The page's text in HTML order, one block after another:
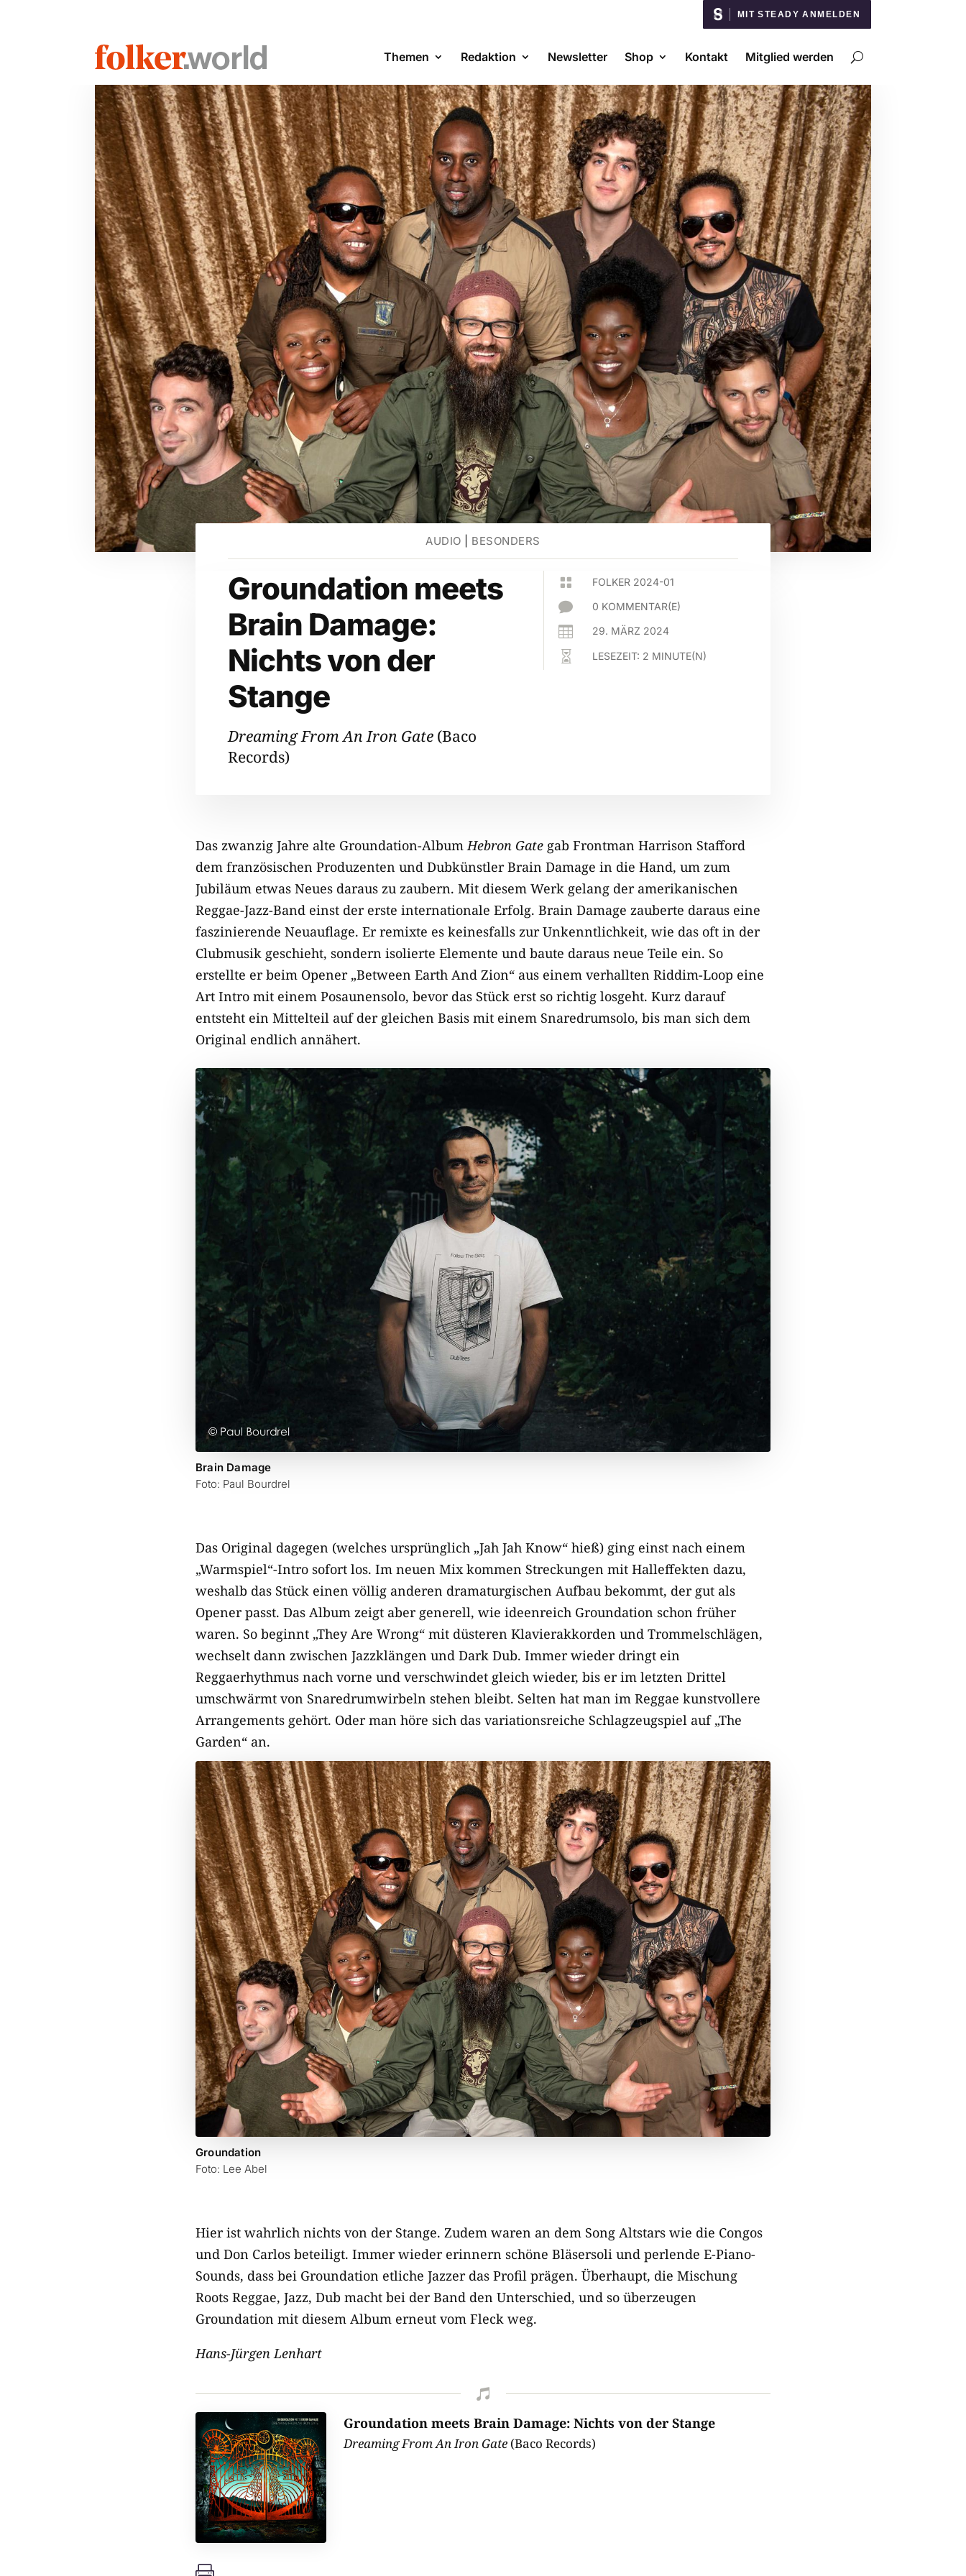
MIT STEADY ANMELDEN
Themen Redaktion Newsletter Shop Kontakt Mitglied werden
AUDIO BESONDERS
Groundation meets
Brain Damage:
Nichts von der
Stange
Dreaming From An Iron Gate (Baco
Records)
 FOLKER 2024-01
 0 KOMMENTAR(E)
 29. MÄRZ 2024
 LESEZEIT: 2 MINUTE(N)
Das zwanzig Jahre alte Groundation-AlbumHebron Gate gab Frontman Harrison Stafford
dem französischen Produzenten und Dubkünstler Brain Damage in die Hand, um zum
Jubiläum etwas Neues daraus zu zaubern. Mit diesem Werk gelang der amerikanischen
Reggae-Jazz-Band einst der erste internationale Erfolg. Brain Damage zauberte daraus eine
faszinierende Neuauflage. Er remixte es keinesfalls zur Unkenntlichkeit, wie das oft in der
Clubmusik geschieht, sondern isolierte Elemente und baute daraus neue Teile ein. So
erstellte er beim Opener „Between Earth And Zion“ aus einem verhallten Riddim-Loop eine
Art Intro mit einem Posaunensolo, bevor das Stück erst so richtig losgeht. Kurz darauf
entsteht ein Mittelteil auf der gleichen Basis mit einem Snaredrumsolo, bis man sich dem
Original endlich annähert.
Brain Damage
Foto: Paul Bourdrel
Das Original dagegen (welches ursprünglich „Jah Jah Know“ hieß) ging einst nach einem
„Warmspiel“-Intro sofort los. Im neuen Mix kommen Streckungen mit Halleffekten dazu,
weshalb das Stück einen völlig anderen dramaturgischen Aufbau bekommt, der gut als
Opener passt. Das Album zeigt aber generell, wie ideenreich Groundation schon früher
waren. So beginnt „They Are Wrong“ mit düsteren Klavierakkorden und Trommelschlägen,
wechselt dann zwischen Jazzklängen und Dark Dub. Immer wieder dringt ein
Reggaerhythmus nach vorne und verschwindet gleich wieder, bis er im letzten Drittel
umschwärmt von Snaredrumwirbeln stehen bleibt. Selten hat man im Reggae kunstvollere
Arrangements gehört. Oder man höre sich das variationsreiche Schlagzeugspiel auf „The
Garden“ an.
Groundation
Foto: Lee Abel
Hier ist wahrlich nichts von der Stange. Zudem waren an dem Song Altstars wie die Congos
und Don Carlos beteiligt. Immer wieder erinnern schöne Bläsersoli und perlende E-Piano-
Sounds, dass bei Groundation etliche Jazzer das Profil prägen. Überhaupt, die Mischung
Roots Reggae, Jazz, Dub macht bei der Band den Unterschied, und so überzeugen
Groundation mit diesem Album erneut vom Fleck weg.
Hans-Jürgen Lenhart

Groundation meets Brain Damage: Nichts von der Stange
Dreaming From An Iron Gate (Baco Records)